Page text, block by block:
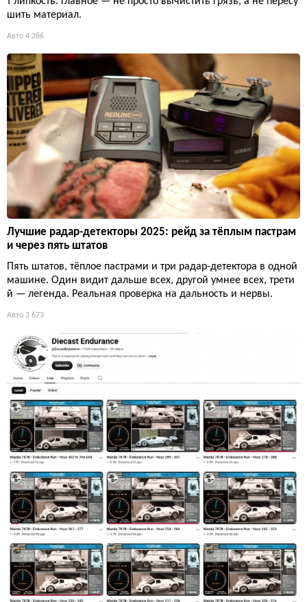
шить материал.
Авто 4 286
Лучшие радар-детекторы 2025: рейд за тёплым пастрам
и через пять штатов
Пять штатов, тёплое пастрами и три радар-детектора в одной
машине. Один видит дальше всех, другой умнее всех, трети
й — легенда. Реальная проверка на дальность и нервы.
Авто 3 673